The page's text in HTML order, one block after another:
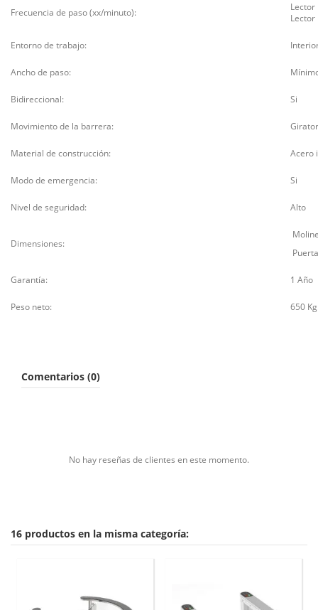
Frecuencia de paso (xx/minuto):
Lector
Entorno de trabajo:
Ancho de paso:
Bidireccional: Si
Movimiento de la barrera:
Material de construcción: Acero
Modo de emergencia: Si
Nivel de seguridad: Alto
Dimensiones:
Garantía: 1 Año
Peso neto: 650
Comentarios (0)
No hay reseñas de clientes en este momento.
16 productos en la misma categoría: